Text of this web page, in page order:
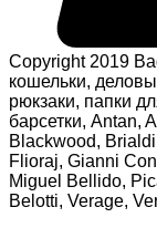
Copyright 2019
кошельки,
рюкзаки, папки
барсетки, Antan,
Blackwood,
Flioraj, Gianni
Miguel Bellido,
Belotti, Verage,